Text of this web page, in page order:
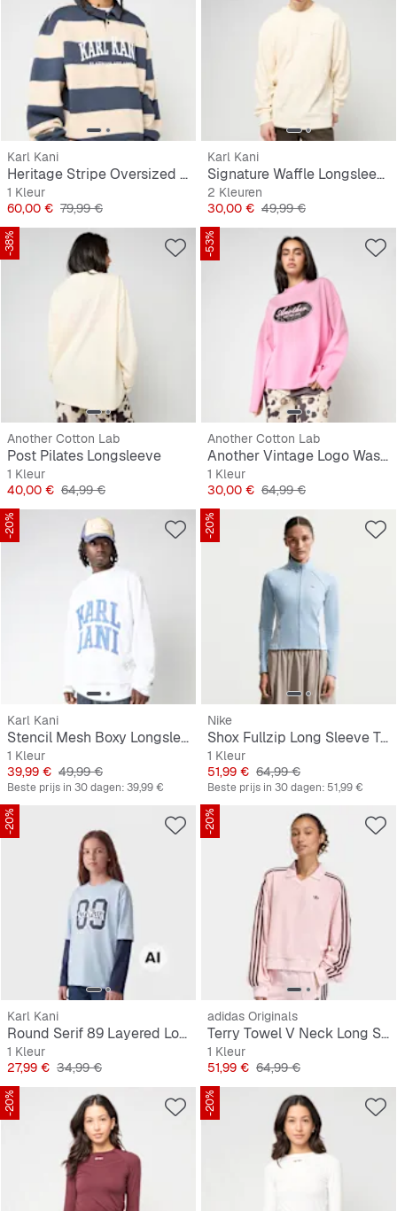
Karl Kani
Heritage Stripe Oversized Rugby Shirt
1 Kleur
Prijs
60,00 € Originele Prijs
79,99 €
Karl Kani
Signature Waffle Longsleeve
2 Kleuren
Prijs
30,00 € Originele Prijs
49,99 €
-38%
Another Cotton Lab
Post Pilates Longsleeve
1 Kleur
Prijs
40,00 € Originele Prijs
64,99 €
-53%
Another Cotton Lab
Another Vintage Logo Washed Longsleeve
1 Kleur
Prijs
30,00 € Originele Prijs
64,99 €
-20%
Karl Kani
Stencil Mesh Boxy Longsleeve
1 Kleur
Prijs
39,99 € Originele Prijs
49,99 €
Beste prijs in 30 dagen:39,99 €
-20%
Nike
Shox Fullzip Long Sleeve Top
1 Kleur
Prijs
51,99 € Originele Prijs
64,99 €
Beste prijs in 30 dagen: 51,99 €
-20%
Karl Kani
Round Serif 89 Layered Longsleeve Junior
1 Kleur
Prijs
27,99 € Originele Prijs
34,99 €
-20%
adidas Originals
Terry Towel V Neck Long Sleeves Polo Shirt
1 Kleur
Prijs
51,99 € Originele Prijs
64,99 €
-20% -20%